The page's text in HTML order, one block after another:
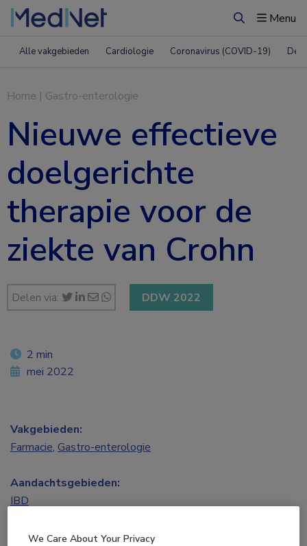
ZoekenMenu
Alle vakgebieden Cardiologie Coronavirus (COVID-19)
Home | Gastro-enterologie
Nieuwe effectieve
doelgerichte
therapie voor de
ziekte van Crohn
Delen via: DDW 2022
2 min
mei 2022
Vakgebieden:
Farmacie, Gastro-enterologie
Aandachtsgebieden:
IBD
Tags:We Care About Your Privacy